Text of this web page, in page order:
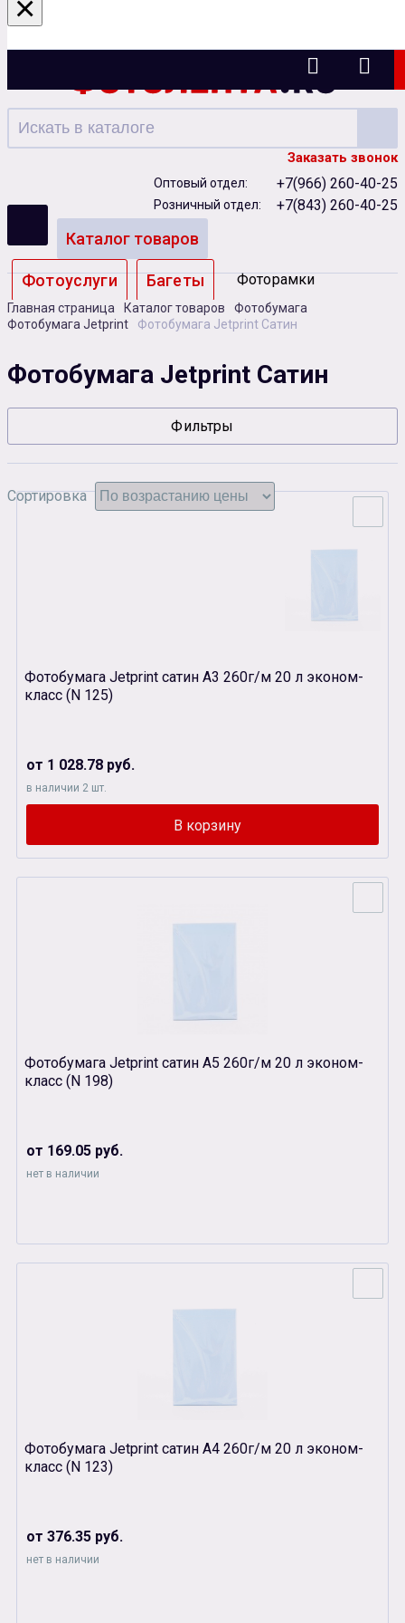
Казань
Заказать звонок
Оптовый отдел: +7(966) 260-40-25
Розничный отдел: +7(843) 260-40-25
Каталог товаров
Фотоуслуги Багеты Фоторамки
Альбомы
Бумага Чернила Карты памяти
Сувенирная продукция Зарядные устройства
Аксессуары
Главная страница Каталог товаров
Фотобумага
Фотобумага Jetprint
Фотобумага Jetprint Сатин
Фотобумага Jetprint Сатин
Фильтры
Сортировка
Фотобумага Jetprint сатин А3 260г/м 20 л эконом-
класс (N 125)
от 1 028.78 руб.
в наличии 2 шт.
Фотобумага Jetprint сатин А5 260г/м 20 л эконом-
класс (N 198)
от 169.05 руб.
нет в наличии
Фотобумага Jetprint сатин А4 260г/м 20 л эконом-
класс (N 123)
от 376.35 руб.
нет в наличии
×